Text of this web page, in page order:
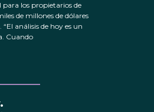
los propietarios de
de millones de dólares
análisis de hoy es un
Cuando